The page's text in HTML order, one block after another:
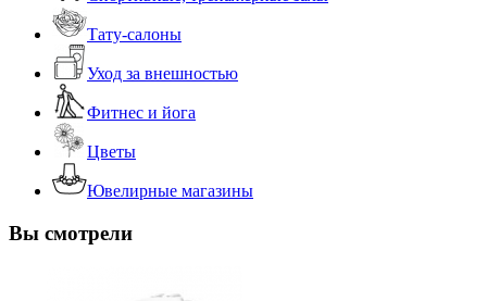
Тату-салоны
Уход за внешностью
Фитнес и йога
Цветы
Ювелирные магазины
Вы смотрели